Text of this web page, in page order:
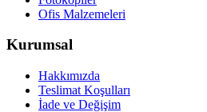
Ofis Malzemeleri
Kurumsal
Hakkımızda
Teslimat Koşulları
İade ve Değişim